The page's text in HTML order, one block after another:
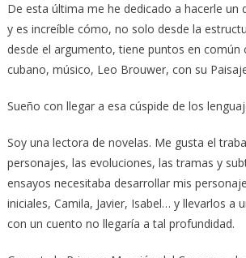
De esta última me he dedicado a hacerle un
y es increíble cómo, no solo desde la
desde el argumento, tiene puntos en común
cubano, músico, Leo Brouwer, con su
Sueño con llegar a esa cúspide de los
Soy una lectora de novelas. Me gusta el
personajes, las evoluciones, las tramas y
ensayos necesitaba desarrollar mis
iniciales, Camila, Javier, Isabel… y llevarlos a
con un cuento no llegaría a tal profundidad.